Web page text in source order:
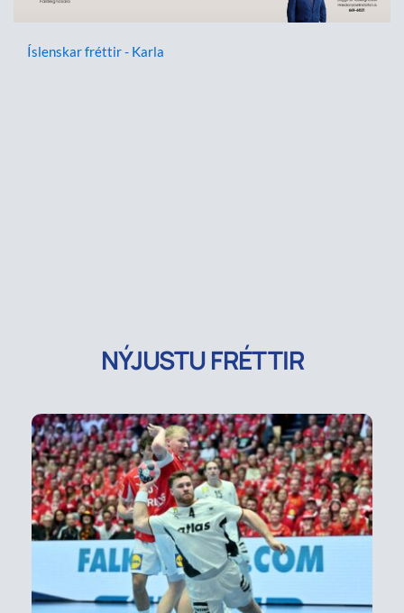
Íslenskar fréttir - Karla
NÝJUSTU FRÉTTIR